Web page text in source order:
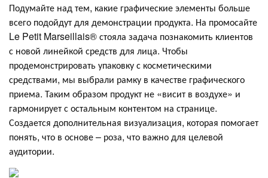
Подумайте над тем, какие графические элементы больше
всего подойдут для демонстрации продукта. На промосайте
Le Petit Marseillais® стояла задача познакомить клиентов
с новой линейкой средств для лица. Чтобы
продемонстрировать упаковку с косметическими
средствами, мы выбрали рамку в качестве графического
приема. Таким образом продукт не «висит в воздухе» и
гармонирует с остальным контентом на странице.
Создается дополнительная визуализация, которая помогает
понять, что в основе – роза, что важно для целевой
аудитории.